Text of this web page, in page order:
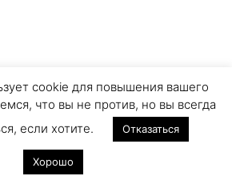
cookie для повышения вашего
что вы не против, но вы всегда
если хотите.
Отказаться
Хорошо